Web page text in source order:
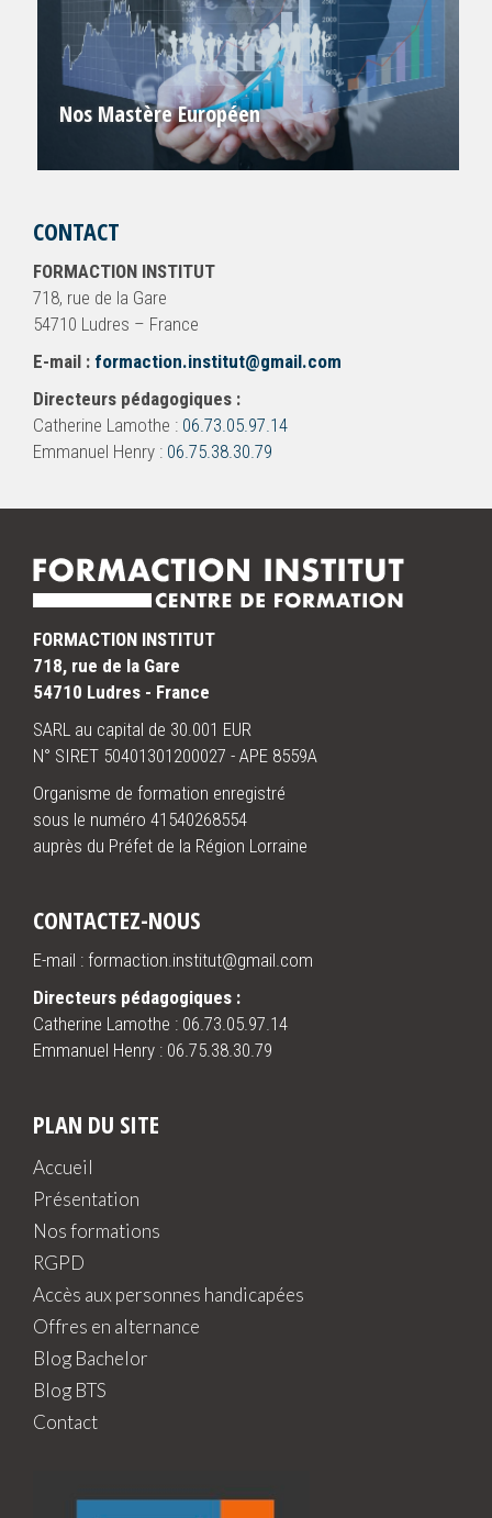
Nos Mastère Européen
CONTACT
FORMACTION INSTITUT
718, rue de la Gare
54710 Ludres – France
E-mail : formaction.institut@gmail.com
Directeurs pédagogiques :
Catherine Lamothe : 06.73.05.97.14
Emmanuel Henry : 06.75.38.30.79
FORMACTION INSTITUT
718, rue de la Gare
54710 Ludres - France
SARL au capital de 30.001 EUR
N° SIRET 50401301200027 - APE 8559A
Organisme de formation enregistré
sous le numéro 41540268554
auprès du Préfet de la Région Lorraine
CONTACTEZ-NOUS
E-mail : formaction.institut@gmail.com
Directeurs pédagogiques :
Catherine Lamothe : 06.73.05.97.14
Emmanuel Henry : 06.75.38.30.79
PLAN DU SITE
Accueil
Présentation
Nos formations
RGPD
Accès aux personnes handicapées
Offres en alternance
Blog Bachelor
Blog BTS
Contact